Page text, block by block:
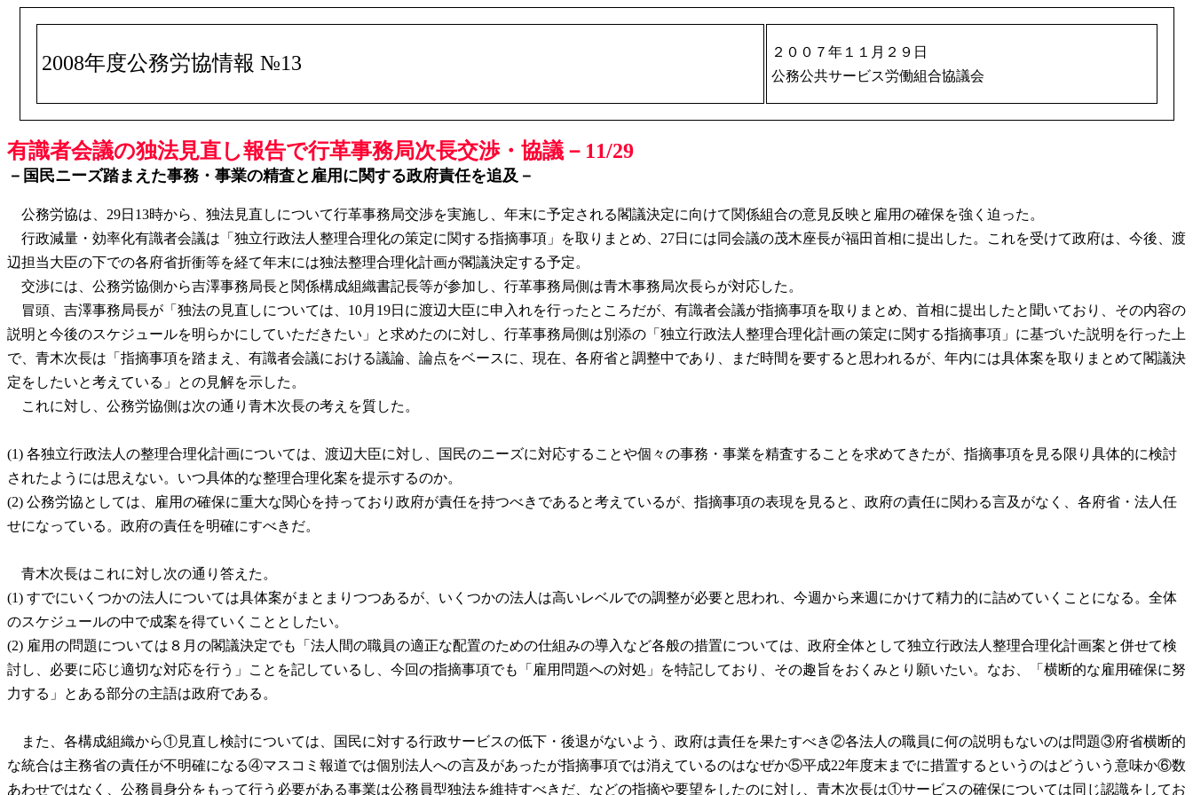
2008年度公務労協情報 №13
２００７年１１月２９日
公務公共サービス労働組合協議会
有識者会議の独法見直し報告で行革事務局次長交渉・協議－11/29
－国民ニーズ踏まえた事務・事業の精査と雇用に関する政府責任を追及－
公務労協は、29日13時から、独法見直しについて行革事務局交渉を実施し、年末に予定される閣議決定に向けて関係組合の意見反映と雇用の確保を強く迫った。
行政減量・効率化有識者会議は「独立行政法人整理合理化の策定に関する指摘事項」を取りまとめ、27日には同会議の茂木座長が福田首相に提出した。これを受けて政府は、今後、渡
辺担当大臣の下での各府省折衝等を経て年末には独法整理合理化計画が閣議決定する予定。
交渉には、公務労協側から吉澤事務局長と関係構成組織書記長等が参加し、行革事務局側は青木事務局次長らが対応した。
冒頭、吉澤事務局長が「独法の見直しについては、10月19日に渡辺大臣に申入れを行ったところだが、有識者会議が指摘事項を取りまとめ、首相に提出したと聞いており、その内容の
説明と今後のスケジュールを明らかにしていただきたい」と求めたのに対し、行革事務局側は別添の「独立行政法人整理合理化計画の策定に関する指摘事項」に基づいた説明を行った上
で、青木次長は「指摘事項を踏まえ、有識者会議における議論、論点をベースに、現在、各府省と調整中であり、まだ時間を要すると思われるが、年内には具体案を取りまとめて閣議決
定をしたいと考えている」との見解を示した。
これに対し、公務労協側は次の通り青木次長の考えを質した。
(1) 各独立行政法人の整理合理化計画については、渡辺大臣に対し、国民のニーズに対応することや個々の事務・事業を精査することを求めてきたが、指摘事項を見る限り具体的に検討
されたようには思えない。いつ具体的な整理合理化案を提示するのか。
(2) 公務労協としては、雇用の確保に重大な関心を持っており政府が責任を持つべきであると考えているが、指摘事項の表現を見ると、政府の責任に関わる言及がなく、各府省・法人任
せになっている。政府の責任を明確にすべきだ。
青木次長はこれに対し次の通り答えた。
(1) すでにいくつかの法人については具体案がまとまりつつあるが、いくつかの法人は高いレベルでの調整が必要と思われ、今週から来週にかけて精力的に詰めていくことになる。全体
のスケジュールの中で成案を得ていくこととしたい。
(2) 雇用の問題については８月の閣議決定でも「法人間の職員の適正な配置のための仕組みの導入など各般の措置については、政府全体として独立行政法人整理合理化計画案と併せて検
討し、必要に応じ適切な対応を行う」ことを記しているし、今回の指摘事項でも「雇用問題への対処」を特記しており、その趣旨をおくみとり願いたい。なお、「横断的な雇用確保に努
力する」とある部分の主語は政府である。
また、各構成組織から①見直し検討については、国民に対する行政サービスの低下・後退がないよう、政府は責任を果たすべき②各法人の職員に何の説明もないのは問題③府省横断的
な統合は主務省の責任が不明確になる④マスコミ報道では個別法人への言及があったが指摘事項では消えているのはなぜか⑤平成22年度末までに措置するというのはどういう意味か⑥数
あわせではなく、公務員身分をもって行う必要がある事業は公務員型独法を維持すべきだ、などの指摘や要望をしたのに対し、青木次長は①サービスの確保については同じ認識をしてお